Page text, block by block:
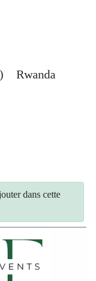
Rwanda
dans cette